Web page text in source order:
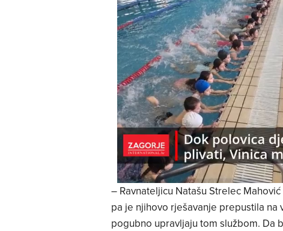
– Ravnateljicu Natašu Strelec
pa je njihovo rješavanje prepustila
pogubno upravljaju tom službom. Da